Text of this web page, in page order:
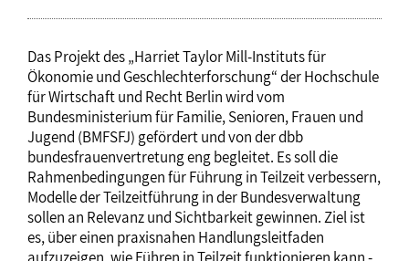
Das Projekt des „Harriet Taylor Mill-Instituts für
Ökonomie und Geschlechterforschung“ der Hochschule
für Wirtschaft und Recht Berlin wird vom
Bundesministerium für Familie, Senioren, Frauen und
Jugend (BMFSFJ) gefördert und von der dbb
bundesfrauenvertretung eng begleitet. Es soll die
Rahmenbedingungen für Führung in Teilzeit verbessern,
Modelle der Teilzeitführung in der Bundesverwaltung
sollen an Relevanz und Sichtbarkeit gewinnen. Ziel ist
es, über einen praxisnahen Handlungsleitfaden